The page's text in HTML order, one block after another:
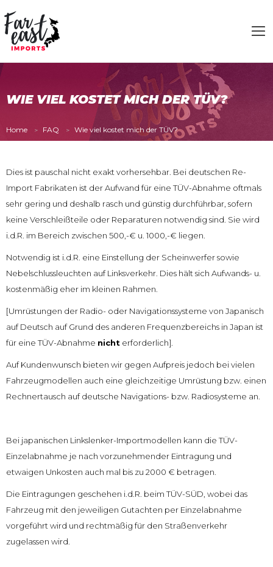
WIE VIEL KOSTET MICH DER TÜV?
Home FAQ Wie viel kostet mich der TÜV?
Dies ist pauschal nicht exakt vorhersehbar. Bei deutschen Re-
Import Fabrikaten ist der Aufwand für eine TÜV-Abnahme oftmals
sehr gering und deshalb rasch und günstig durchführbar, sofern
keine Verschleißteile oder Reparaturen notwendig sind. Sie wird
i.d.R. im Bereich zwischen 500,-€ u. 1000,-€ liegen.
Notwendig ist i.d.R. eine Einstellung der Scheinwerfer sowie
Nebelschlussleuchten auf Linksverkehr. Dies hält sich Aufwands- u.
kostenmäßig eher im kleinen Rahmen.
[Umrüstungen der Radio- oder Navigationssysteme von Japanisch
auf Deutsch auf Grund des anderen Frequenzbereichs in Japan ist
für eine TÜV-Abnahme nicht erforderlich].
Auf Kundenwunsch bieten wir gegen Aufpreis jedoch bei vielen
Fahrzeugmodellen auch eine gleichzeitige Umrüstung bzw. einen
Rechnertausch auf deutsche Navigations- bzw. Radiosysteme an.
Bei japanischen Linkslenker-Importmodellen kann die TÜV-
Einzelabnahme je nach vorzunehmender Eintragung und
etwaigen Unkosten auch mal bis zu 2000 € betragen.
Die Eintragungen geschehen i.d.R. beim TÜV-SÜD, wobei das
Fahrzeug mit den jeweiligen Gutachten per Einzelabnahme
vorgeführt wird und rechtmäßig für den Straßenverkehr
zugelassen wird.